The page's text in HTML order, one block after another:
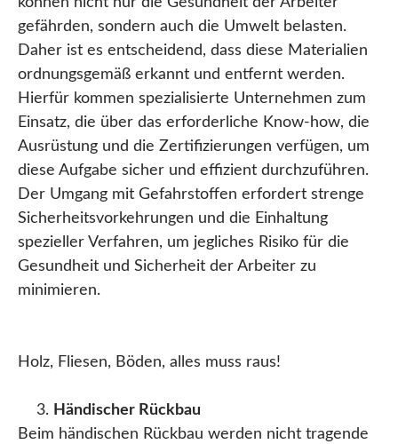
gefährden, sondern auch die Umwelt belasten.
Daher ist es entscheidend, dass diese Materialien
ordnungsgemäß erkannt und entfernt werden.
Hierfür kommen spezialisierte Unternehmen zum
Einsatz, die über das erforderliche Know-how, die
Ausrüstung und die Zertifizierungen verfügen, um
diese Aufgabe sicher und effizient durchzuführen.
Der Umgang mit Gefahrstoffen erfordert strenge
Sicherheitsvorkehrungen und die Einhaltung
spezieller Verfahren, um jegliches Risiko für die
Gesundheit und Sicherheit der Arbeiter zu
minimieren.
Holz, Fliesen, Böden, alles muss raus!
Händischer Rückbau
Beim händischen Rückbau werden nicht tragende